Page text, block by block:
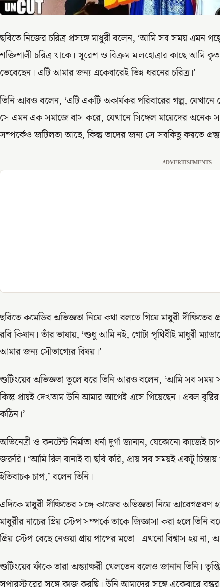
ছবিতে নিজের চরিত্র প্রসঙ্গে মাধুরী বলেন, ‘আমি সব সময় এমন
শক্তিশালী চরিত্র থাকে। সুরেশ ও বিক্রম মালহোত্রার কাছে আমি
ভেবেছেন। এটি আমার জন্য একেবারেই ভিন্ন ধরনের চরিত্র।’
তিনি আরও বলেন, ‘এটি একটি অকার্যকর পরিবারের গল্প,
সে এমন এক সমাজে বাস করে, যেখানে সিঙ্গেল মায়েদের অনেক
সম্পর্কেও জটিলতা আছে, কিন্তু তাদের জন্য সে সবকিছু করতে
ADVERTISEMENTS
ছবিতে কমেডির অভিজ্ঞতা নিয়ে কথা বলতে গিয়ে মাধুরী
রবি কিষান। তাঁর ভাষায়, ‘শুধু আমি নই, গোটা পৃথিবীই মাধুরী
আমার জন্য সৌভাগ্যের বিষয়।’
শুটিংয়ের অভিজ্ঞতা তুলে ধরে তিনি আরও বলেন, ‘আমি সব সময়
কিন্তু প্রায়ই দেখতাম উনি আমার আগেই এসে গিয়েছেন। প্রবল
কঠিন।’
অভিনেত্রী ও কনটেন্ট নির্মাতা ধর্না দুর্গা জানান, যেকোনো কাজেই
জরুরি। ‘আমি রিল বানাই বা ছবি করি, প্রায় সব সময়ই একটু
ইতিবাচক চাপ,’ বলেন তিনি।
এদিকে মাধুরী দীক্ষিতের সঙ্গে কাজের অভিজ্ঞতা নিয়ে আবেগপ্রবণ
মাধুরীর নাচের প্রিয় স্টেপ সম্পর্কে তাকে জিজ্ঞাসা করা হলে তিনি
প্রিয় স্টেপ বেছে নেওয়া প্রায় পাপের মতো। এখনো বিশ্বাস হয় না,
শুটিংয়ের ফাঁকে তারা অন্ত্যাক্ষরী খেলতেন বলেও জানান তিনি।